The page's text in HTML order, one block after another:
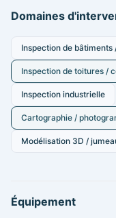
Domaines
Inspection de bâtiments
Inspection de toitures /
Inspection industrielle
Cartographie /
Modélisation 3D /
Équipement